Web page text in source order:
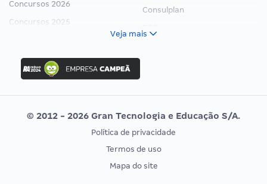
Concursos 2026
Concursos 2025
Concurso Ibama
Concurso MPU
Editais publicados
Consulplan
Vunesp
CONCURSOS POR PROFISSÃO
EXAME DE ORDEM
Veja mais
© 2012 - 2026 Gran Tecnologia e Educação S/A.
Política de privacidade
Termos de uso
Mapa do site